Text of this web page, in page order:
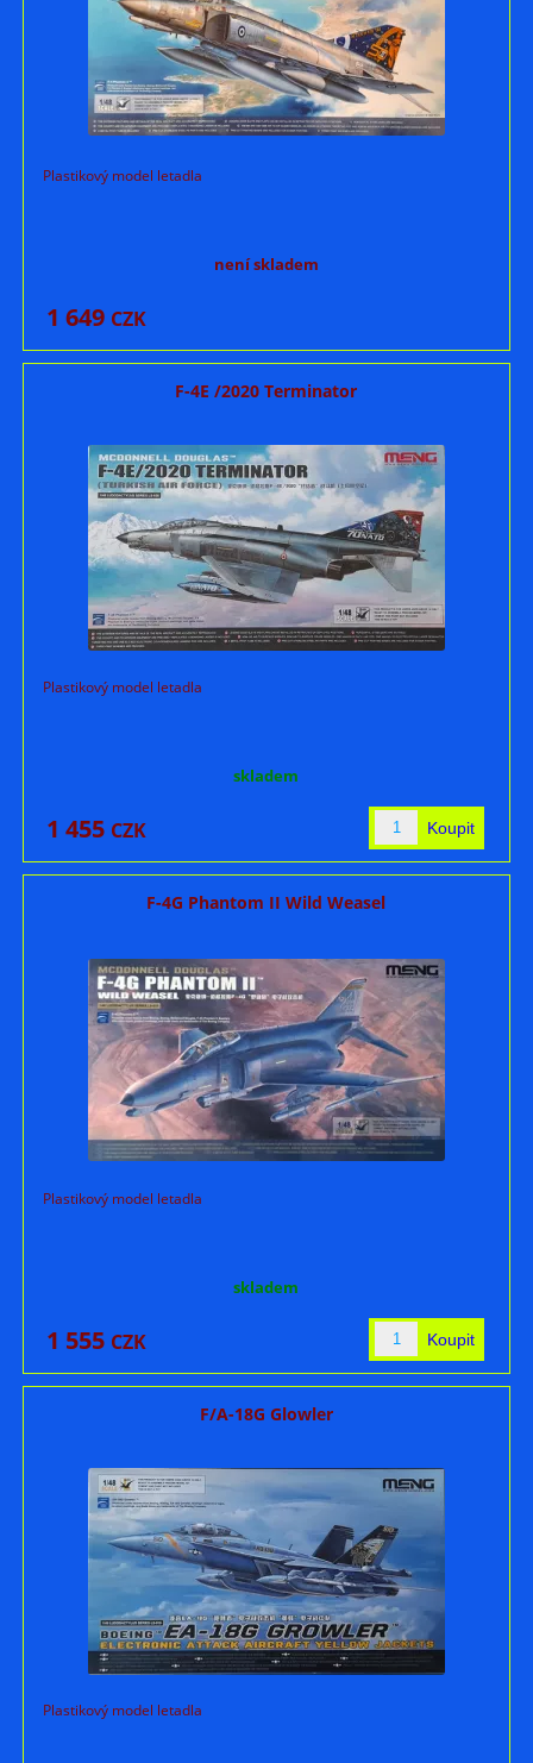
Plastikový model letadla
není skladem
1 649 CZK
F-4E /2020 Terminator
Plastikový model letadla
skladem
1 455 CZK
F-4G Phantom II Wild Weasel
Plastikový model letadla
skladem
1 555 CZK
F/A-18G Glowler
Plastikový model letadla